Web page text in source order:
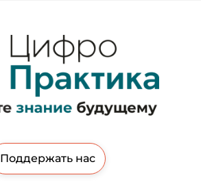
Поддержать нас